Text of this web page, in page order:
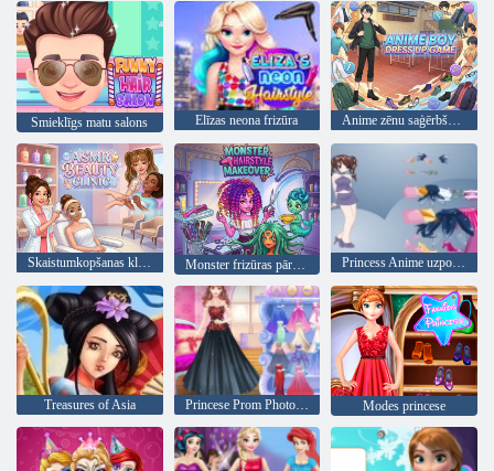
Smieklīgs matu salons Elīzas neona frizūra Anime zēnu saģērbšanās spēle
Skaistumkopšanas klīnika ASMR Monster frizūras pārvērtības Princess Anime uzposties
Treasures of Asia Princese Prom Photoshoot Modes princese